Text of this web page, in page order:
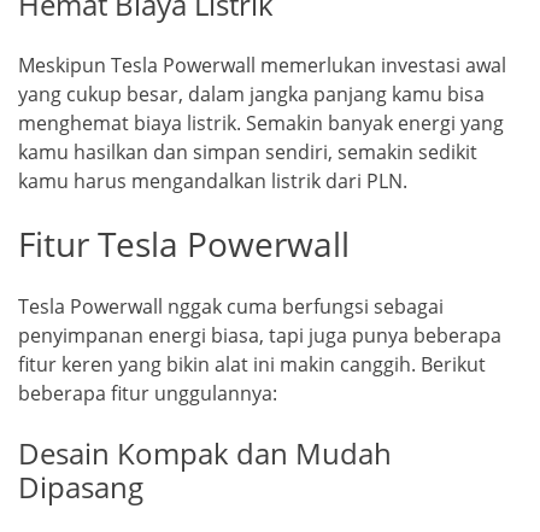
Meskipun Tesla Powerwall memerlukan investasi awal
yang cukup besar, dalam jangka panjang kamu bisa
menghemat biaya listrik. Semakin banyak energi yang
kamu hasilkan dan simpan sendiri, semakin sedikit
kamu harus mengandalkan listrik dari PLN.
Fitur Tesla Powerwall
Tesla Powerwall nggak cuma berfungsi sebagai
penyimpanan energi biasa, tapi juga punya beberapa
fitur keren yang bikin alat ini makin canggih. Berikut
beberapa fitur unggulannya:
Desain Kompak dan Mudah
Dipasang